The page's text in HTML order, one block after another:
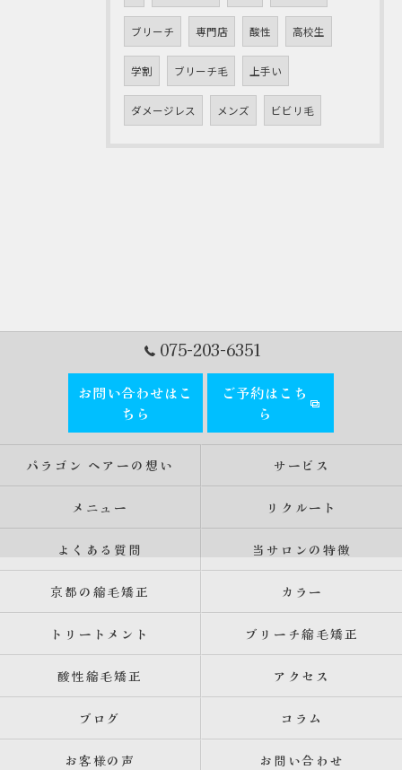
ブリーチ 専門店 酸性 高校生
学割 ブリーチ毛 上手い
ダメージレス メンズ ビビリ毛
075-203-6351
お問い合わせはこ
ちら
ご予約はこち
ら
パラゴン ヘアーの想い サービス
メニュー リクルート
よくある質問 当サロンの特徴
京都の縮毛矯正 カラー
トリートメント ブリーチ縮毛矯正
酸性縮毛矯正 アクセス
ブログ コラム
お客様の声 お問い合わせ